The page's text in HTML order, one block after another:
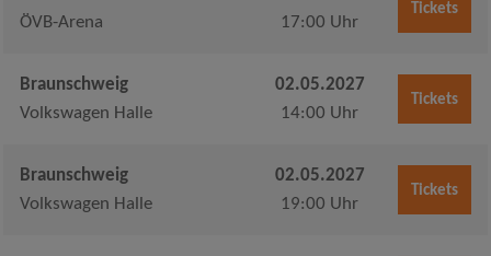
ÖVB-Arena
17:00 Uhr
Tickets
Braunschweig
Volkswagen Halle
02.05.2027
14:00 Uhr
Tickets
Braunschweig
Volkswagen Halle
02.05.2027
19:00 Uhr
Tickets